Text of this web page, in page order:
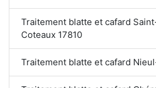
Traitement blatte et cafard
Coteaux 17810
Traitement blatte et cafard